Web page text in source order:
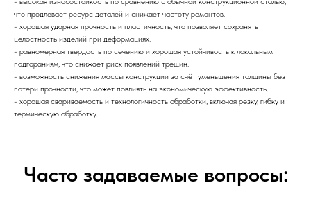
что продлевает ресурс деталей и снижает частоту ремонтов.
- хорошая ударная прочность и пластичность, что позволяет сохранять
целостность изделий при деформациях.
- равномерная твердость по сечению и хорошая устойчивость к локальным
подгораниям, что снижает риск появлений трещин.
- возможность снижения массы конструкции за счёт уменьшения толщины без
потери прочности, что может повлиять на экономическую эффективность.
- хорошая свариваемость и технологичность обработки, включая резку, гибку и
термическую обработку.
Часто задаваемые вопросы: